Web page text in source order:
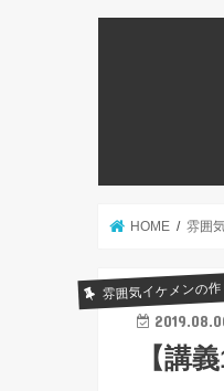
HOME 雰囲
雰囲気イケメンの
【講